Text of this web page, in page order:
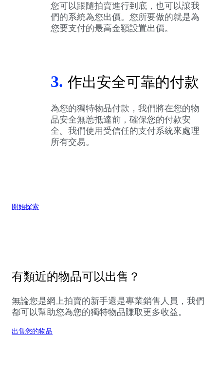
您可以跟隨拍賣進行到底，也可以讓我
們的系統為您出價。您所要做的就是為
您要支付的最高金額設置出價。
3. 作出安全可靠的付款
為您的獨特物品付款，我們將在您的物
品安全無恙抵達前，確保您的付款安
全。我們使用受信任的支付系統來處理
所有交易。
開始探索
有類近的物品可以出售？
無論您是網上拍賣的新手還是專業銷售人員，我們
都可以幫助您為您的獨特物品賺取更多收益。
出售您的物品